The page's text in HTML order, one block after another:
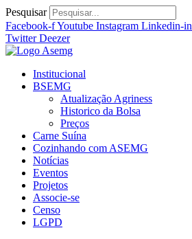
Ir
para
o
conteúdo
Pesquisar
Facebook-fYoutube Instagram Linkedin-in
Twitter Deezer
Institucional
BSEMG
Atualização Agriness
Historico da Bolsa
Preços
Carne Suína
Cozinhando com ASEMG
Notícias
Eventos
Projetos
Associe-se
Censo
LGPD